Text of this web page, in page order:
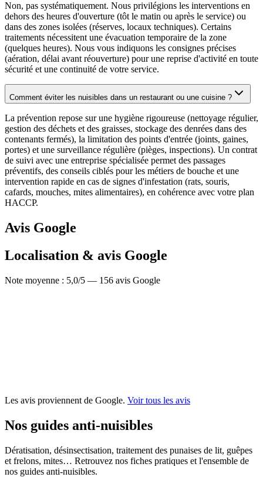
Non, pas systématiquement. Nous privilégions les interventions en
dehors des heures d'ouverture (tôt le matin ou après le service) ou
dans des zones isolées (réserves, locaux techniques). Certains
traitements nécessitent une évacuation temporaire de la zone
(quelques heures). Nous vous indiquons les consignes précises
(aération, délai avant réouverture) pour une reprise d'activité en toute
sécurité et une continuité de votre service.
Comment éviter les nuisibles dans un restaurant ou une cuisine ?
La prévention repose sur une hygiène rigoureuse (nettoyage régulier,
gestion des déchets et des graisses, stockage des denrées dans des
contenants fermés), la limitation des points d'entrée (joints, gaines,
portes) et une surveillance régulière (pièges, inspections). Un contrat
de suivi avec une entreprise spécialisée permet des passages
préventifs, des conseils ciblés pour les métiers de bouche et une
intervention rapide en cas de signes d'infestation (rats, souris,
cafards, mouches, mites alimentaires), en cohérence avec votre plan
HACCP.
Avis Google
Localisation & avis Google
Note moyenne : 5,0/5 — 156 avis Google
Les avis proviennent de Google. Voir tous les avis
Nos guides anti-nuisibles
Dératisation, désinsectisation, traitement des punaises de lit, guêpes
et frelons, mites… Retrouvez nos fiches pratiques et l'ensemble de
nos guides anti-nuisibles.